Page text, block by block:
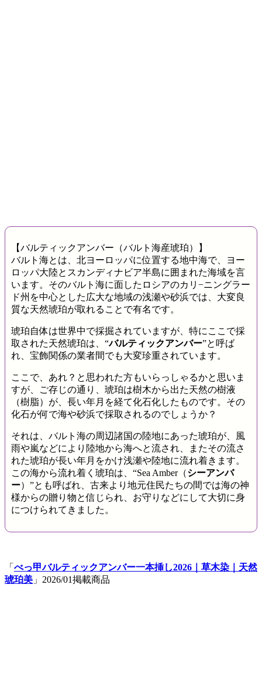
【バルティックアンバー（バルト海産琥珀）】
バルト海とは、北ヨーロッパに位置する地中海で、ヨー
ロッパ大陸とスカンディナビア半島に囲まれた海域を言
います。そのバルト海に面したロシアのカリ−ニングラー
ド州を中心とした広大な地域の浅瀬や砂浜では、大変良
質な天然琥珀が取れることで有名です。
琥珀自体は世界中で採掘されていますが、特にここで採
取された天然琥珀は、“バルティックアンバー”と呼ば
れ、宝飾関係の業者間でも大変珍重されています。
ここで、あれ？と思われた方もいらっしゃるかと思いま
すが、ご存じの通り、琥珀は樹木から出た天然の樹液
（樹脂）が、長い年月を経て化石化したものです。その
化石が何で海や砂浜で採取されるのでしょうか？
それは、バルト海の周辺諸国の陸地にあった琥珀が、風
雨や嵐などにより陸地から海へと流され、またその流さ
れた琥珀が長い年月をかけ浅瀬や陸地に流れ着きます。
この海から流れ着く琥珀は、“Sea Amber（シーアンバ
ー）”とも呼ばれ、古来より地元住民たちの間では海の神
様からの贈り物と信じられ、お守りなどにして大切に身
につけられてきました。
「 べっ甲バルティックアンバー一本挿し2026｜草木染｜天然
琥珀美 」2026/01掲載商品